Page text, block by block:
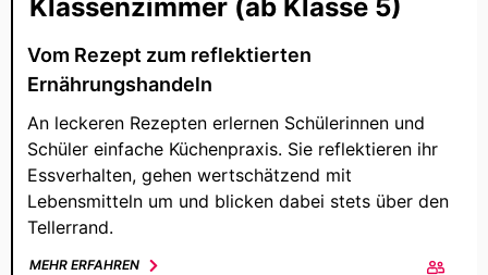
Klassenzimmer (ab Klasse 5)
Vom Rezept zum reflektierten
Ernährungshandeln
An leckeren Rezepten erlernen Schülerinnen und
Schüler einfache Küchenpraxis. Sie reflektieren ihr
Essverhalten, gehen wertschätzend mit
Lebensmitteln um und blicken dabei stets über den
Tellerrand.
MEHR ERFAHREN